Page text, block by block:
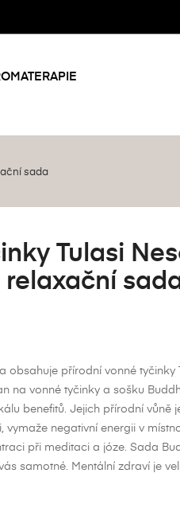
sada
Tulasi
obsahuje přírodní vonné tyčinky
na vonné tyčinky a sošku
benefitů. Jejich přírodní vůně
vymaže negativní energii v
při meditaci a józe. Sada
samotné. Mentální zdraví je